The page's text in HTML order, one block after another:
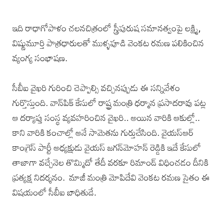
ఇది రాధాగోపాళం చలనచిత్రంలో స్త్రీపురుష సమానత్వంపై లక్ష్మి,
విష్ణుమూర్తి పాత్రధారులతో ముళ్ళపూడి వెంకట రమణ పలికించిన
వ్యంగ్య సంభాషణ.
సీబీఐ వైఖరి గురించి చెప్పాల్సి వచ్చినప్పుడు ఈ సన్నివేశం
గుర్తొస్తుంది. వాన్‌పిక్ కేసులో రాష్ట్ర మంత్రి ధర్మాన ప్రసాదరావు పట్ల
ఆ దర్యాప్తు సంస్థ వ్యవహరించిన వైఖరి.. అయిన వారికి ఆకుల్లో..
కాని వారికి కంచాల్లో అనే సామెతను గుర్తుచేసింది. వైయస్ఆర్
కాంగ్రెస్ పార్టీ అధ్యక్షుడు వైయస్ జగన్‌మోహన్ రెడ్డికి ఇదే కేసులో
తాజాగా వచ్చేనెల తొమ్మిదో తేదీ వరకూ రిమాండ్ విధించడం దీనికి
ప్రత్యక్ష నిదర్శనం. మాజీ మంత్రి మోపిదేవి వెంకట రమణ సైతం ఈ
విషయంలో సీబీఐ బాధితుడే.